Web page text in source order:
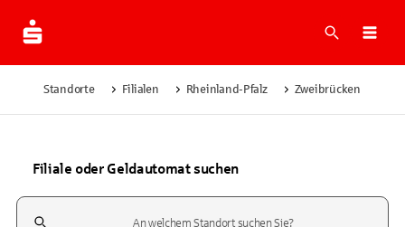
Suche
Standorte Filialen Rheinland-Pfalz Zweibrücken
Filiale oder Geldautomat suchen
Suchfeld